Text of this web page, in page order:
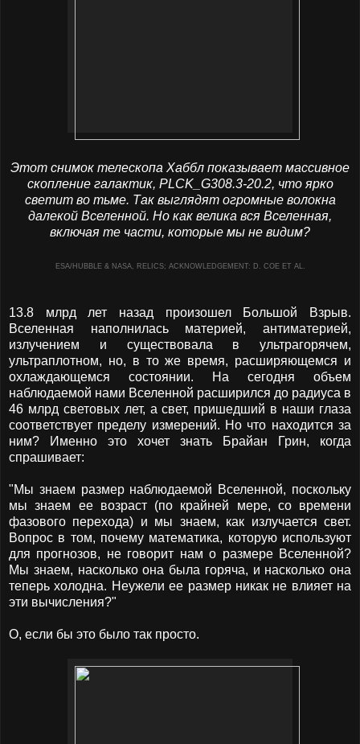
Этот снимок телескопа Хаббл показывает массивное
скопление галактик, PLCK_G308.3-20.2, что ярко
светит во тьме. Так выглядят огромные волокна
далекой Вселенной. Но как велика вся Вселенная,
включая те части, которые мы не видим?
ESA/HUBBLE & NASA, RELICS; ACKNOWLEDGEMENT: D. COE ET AL.
13.8 млрд лет назад произошел Большой Взрыв.
Вселенная наполнилась материей, антиматерией,
излучением и существовала в ультрагорячем,
ультраплотном, но, в то же время, расширяющемся и
охлаждающемся состоянии. На сегодня объем
наблюдаемой нами Вселенной расширился до радиуса в
46 млрд световых лет, а свет, пришедший в наши глаза
соответствует пределу измерений. Но что находится за
ним? Именно это хочет знать Брайан Грин, когда
спрашивает:
"Мы знаем размер наблюдаемой Вселенной, поскольку
мы знаем ее возраст (по крайней мере, со времени
фазового перехода) и мы знаем, как излучается свет.
Вопрос в том, почему математика, которую используют
для прогнозов, не говорит нам о размере Вселенной?
Мы знаем, насколько она была горяча, и насколько она
теперь холодна. Неужели ее размер никак не влияет на
эти вычисления?"
О, если бы это было так просто.